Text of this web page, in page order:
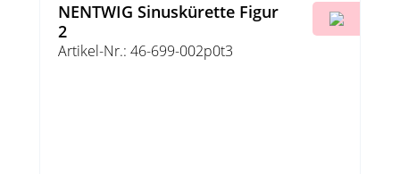
NENTWIG Sinuskürette Figur
2
Artikel-Nr.: 46-699-002p0t3